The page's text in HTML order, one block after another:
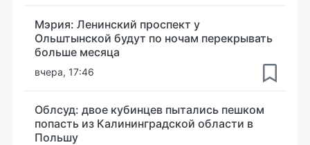
Мэрия: Ленинский проспект у
Ольштынской будут по ночам перекрывать
больше месяца
вчера, 17:46
Облсуд: двое кубинцев пытались пешком
попасть из Калининградской области в
Польшу